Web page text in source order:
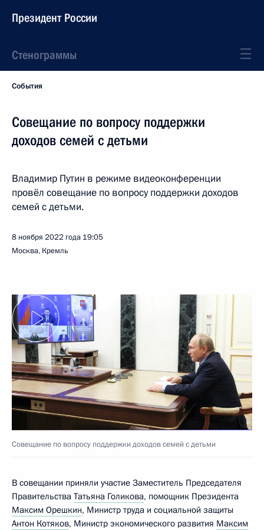
Президент России
Стенограммы
События
Совещание по вопросу поддержки
доходов семей с детьми
Владимир Путин в режиме видеоконференции
провёл совещание по вопросу поддержки доходов
семей с детьми.
8 ноября 2022 года 19:05
Москва, Кремль
Совещание по вопросу поддержки доходов семей с детьми
В совещании приняли участие Заместитель Председателя
Правительства Татьяна Голикова, помощник Президента
Максим Орешкин, Министр труда и социальной защиты
Антон Котяков, Министр экономического развития Максим